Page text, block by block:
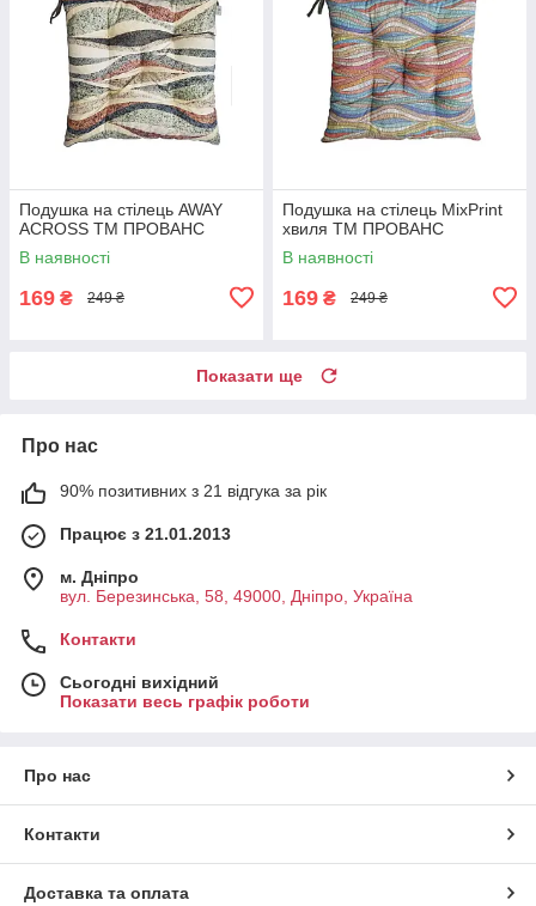
Подушка на стілець AWAY
ACROSS ТМ ПРОВАНС
В наявності
169 ₴ 249 ₴
Подушка на стілець MixPrint
хвиля ТМ ПРОВАНС
В наявності
169 ₴ 249 ₴
Показати ще
Про нас
90% позитивних з 21 відгука за рік
Працює з 21.01.2013
м. Дніпро
вул. Березинська, 58, 49000, Дніпро, Україна
Контакти
Сьогодні вихідний
Показати весь графік роботи
Про нас
Контакти
Доставка та оплата